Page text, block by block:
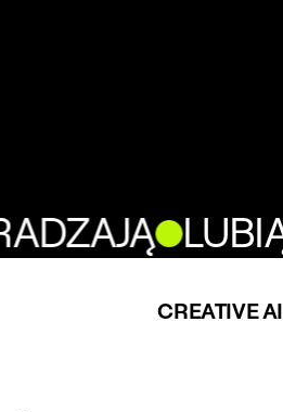
LUBIĄ
CREATIVE AI